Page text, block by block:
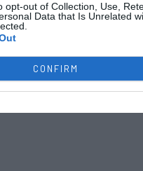
opt-out of Collection, Use,
Data that Is Unrelated
CONFIRM